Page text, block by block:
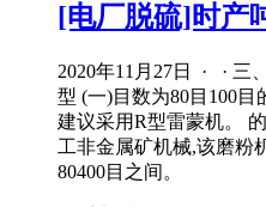
[电厂脱硫]时产
2020年11月27日 · · 三
型 (一)目数为80目100
建议采用R型雷蒙机。
工非金属矿机械,该磨粉
80400目之间。